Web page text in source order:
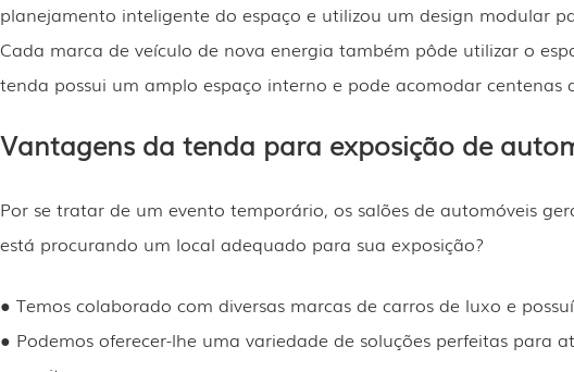
planejamento inteligente do espaço e utilizou um design modular
Cada marca de veículo de nova energia também pôde utilizar o
tenda possui um amplo espaço interno e pode acomodar centenas
Vantagens da tenda para exposição de
Por se tratar de um evento temporário, os salões de automóveis
está procurando um local adequado para sua exposição?
● Temos colaborado com diversas marcas de carros de luxo e
● Podemos oferecer-lhe uma variedade de soluções perfeitas